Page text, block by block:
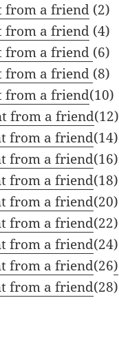
from a friend (2)
from a friend (4)
from a friend (6)
from a friend (8)
from a friend(10)
from a friend(12)
from a friend(14)
from a friend(16)
from a friend(18)
from a friend(20)
from a friend(22)
from a friend(24)
from a friend(26)
from a friend(28)